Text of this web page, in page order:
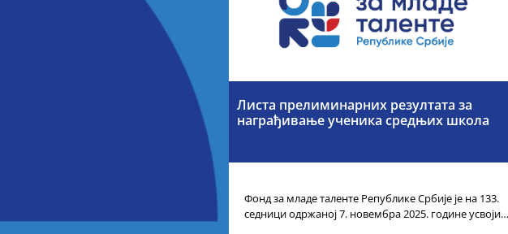
Листа прелиминарних резултата за
награђивање ученика средњих школа
Фонд за младе таленте Републике Србије је на 133.
седници одржаној 7. новембра 2025. године усвојио